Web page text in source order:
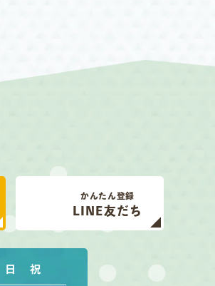
かんたん登録
LINE友だち
日
祝